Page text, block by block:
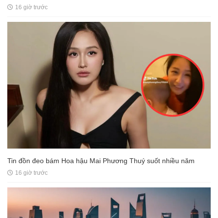
16 giờ trước
Tin đồn đeo bám Hoa hậu Mai Phương Thuý suốt nhiều năm
16 giờ trước